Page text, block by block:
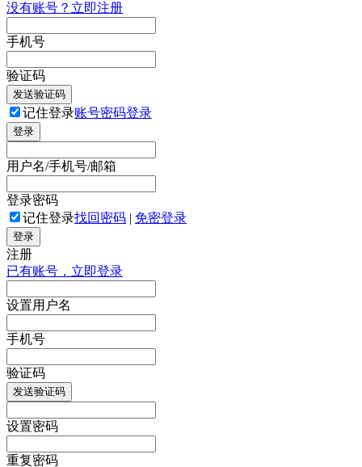
没有账号？立即注册
手机号
验证码
发送验证码
记住登录账号密码登录
登录
用户名/手机号/邮箱
登录密码
记住登录找回密码 | 免密登录
登录
注册
已有账号，立即登录
设置用户名
手机号
验证码
发送验证码
设置密码
重复密码